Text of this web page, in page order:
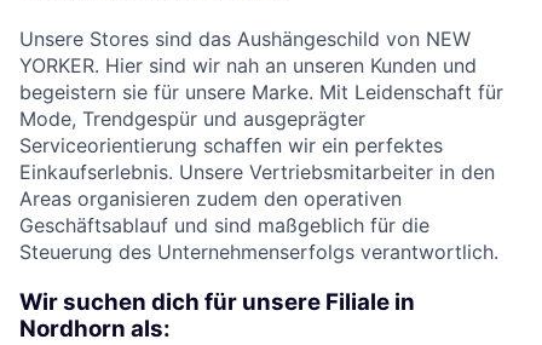
Unsere Stores sind das Aushängeschild von NEW
YORKER. Hier sind wir nah an unseren Kunden und
begeistern sie für unsere Marke. Mit Leidenschaft für
Mode, Trendgespür und ausgeprägter
Serviceorientierung schaffen wir ein perfektes
Einkaufserlebnis. Unsere Vertriebsmitarbeiter in den
Areas organisieren zudem den operativen
Geschäftsablauf und sind maßgeblich für die
Steuerung des Unternehmenserfolgs verantwortlich.
Wir suchen dich für unsere Filiale in
Nordhorn als: